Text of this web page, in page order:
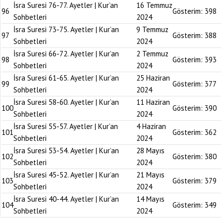
96
İsra Suresi 76-77. Ayetler | Kur’an
Sohbetleri
16 Temmuz
2024
Gösterim: 398
97
İsra Suresi 73-75. Ayetler | Kur’an
Sohbetleri
9 Temmuz
2024
Gösterim: 388
98
İsra Suresi 66-72. Ayetler | Kur’an
Sohbetleri
2 Temmuz
2024
Gösterim: 393
99
İsra Suresi 61-65. Ayetler | Kur’an
Sohbetleri
25 Haziran
2024
Gösterim: 377
100
İsra Suresi 58-60. Ayetler | Kur’an
Sohbetleri
11 Haziran
2024
Gösterim: 390
101
İsra Suresi 55-57. Ayetler | Kur’an
Sohbetleri
4 Haziran
2024
Gösterim: 362
102
İsra Suresi 53-54. Ayetler | Kur’an
Sohbetleri
28 Mayıs
2024
Gösterim: 380
103
İsra Suresi 45-52. Ayetler | Kur’an
Sohbetleri
21 Mayıs
2024
Gösterim: 379
104
İsra Suresi 40-44. Ayetler | Kur’an
Sohbetleri
14 Mayıs
2024
Gösterim: 349